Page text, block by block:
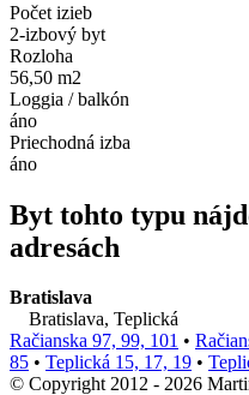
Počet izieb
2-izbový byt
Rozloha
56,50 m2
Loggia / balkón
áno
Priechodná izba
áno
Byt tohto typu
adresách
Bratislava
Bratislava, Teplická
Račianska 97, 99, 101 •
85 • Teplická 15, 17, 19 •
© Copyright 2012 - 2026